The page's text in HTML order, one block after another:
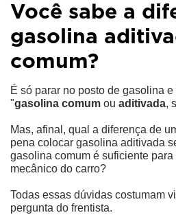
Você sabe a
gasolina
comum?
É só parar no posto de gasolina
"gasolina comum ou aditivada,
Mas, afinal, qual a diferença de
pena colocar gasolina aditivada
gasolina comum é suficiente
mecânico do carro?
Todas essas dúvidas costumam
pergunta do frentista.